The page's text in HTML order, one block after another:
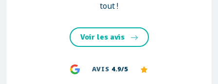
tout !
Voir les avis
AVIS 4.9/5